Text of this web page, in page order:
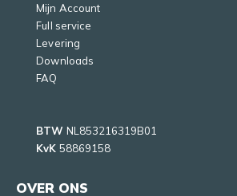
Mijn Account
Full service
Levering
Downloads
FAQ
BTW NL853216319B01
KvK 58869158
OVER ONS